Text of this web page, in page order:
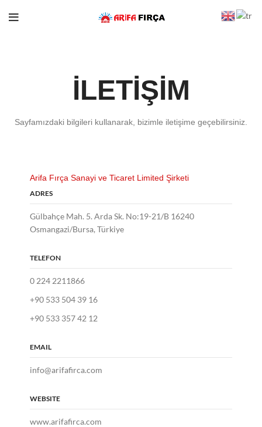
İLETİŞİM
Sayfamızdaki bilgileri kullanarak, bizimle iletişime geçebilirsiniz.
Arifa Fırça Sanayi ve Ticaret Limited Şirketi
ADRES
Gülbahçe Mah. 5. Arda Sk. No:19-21/B 16240
Osmangazi/Bursa, Türkiye
TELEFON
0 224 2211866
+90 533 504 39 16
+90 533 357 42 12
EMAIL
info@arifafirca.com
WEBSITE
www.arifafirca.com